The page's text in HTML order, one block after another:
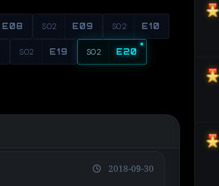
E08 S02 E09 S02 E10
S02 E19 S02 E20
2018-09-30